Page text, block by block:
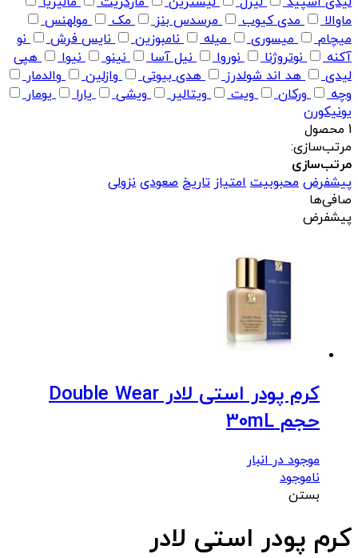
ماوالا
مدی کیوب مرسدس بنز مک
مولهنس
میچام
میسوری میله نامبوزین نایس فرش
نو
آکنه
نوتروژنا نوروا نیل آسا نینو نیوا
هپی
لیدی
هد اند شولدرز هدی بیوتی وازلین
والدمار
وچه
ورکان ویت ویتالیر ویشی یارا
یومار
یونیکورن
1 محصول
مرتب‌سازی:
مرتب‌سازی
پیشفرض محبوبیت امتیاز تاریخ صعودی نزولی
صافی‌ها
پیشفرض
کرم پودر استی لادر Double Wear
حجم 30mL
موجود در انبار
ناموجود
بستن
کرم پودر استی لادر